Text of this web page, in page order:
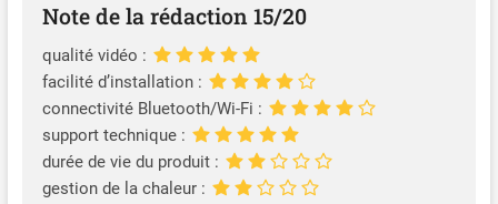
Note de la rédaction 15/20
qualité vidéo :
facilité d’installation :
connectivité Bluetooth/Wi-Fi :
support technique :
durée de vie du produit :
gestion de la chaleur :